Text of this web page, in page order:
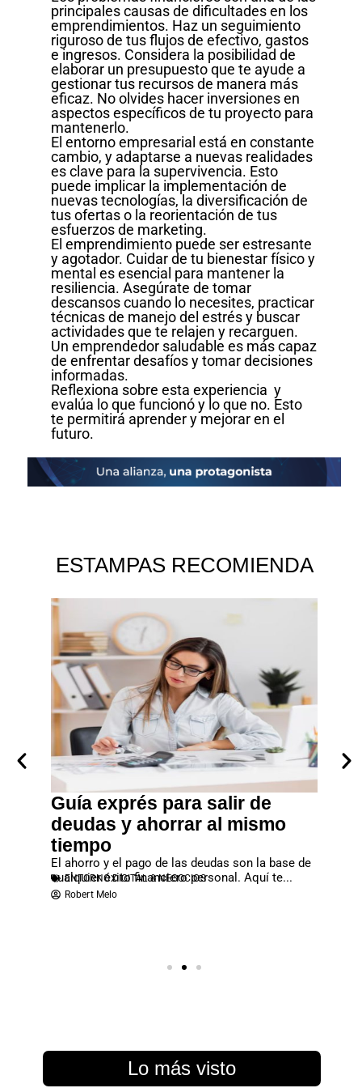
principales causas de dificultades en los
emprendimientos. Haz un seguimiento
riguroso de tus flujos de efectivo, gastos
e ingresos. Considera la posibilidad de
elaborar un presupuesto que te ayude a
gestionar tus recursos de manera más
eficaz. No olvides hacer inversiones en
aspectos específicos de tu proyecto para
mantenerlo.
El entorno empresarial está en constante
cambio, y adaptarse a nuevas realidades
es clave para la supervivencia. Esto
puede implicar la implementación de
nuevas tecnologías, la diversificación de
tus ofertas o la reorientación de tus
esfuerzos de marketing.
El emprendimiento puede ser estresante
y agotador. Cuidar de tu bienestar físico y
mental es esencial para mantener la
resiliencia. Asegúrate de tomar
descansos cuando lo necesites, practicar
técnicas de manejo del estrés y buscar
actividades que te relajen y recarguen.
Un emprendedor saludable es más capaz
de enfrentar desafíos y tomar decisiones
informadas.
Reflexiona sobre esta experiencia y
evalúa lo que funcionó y lo que no. Esto
te permitirá aprender y mejorar en el
futuro.
ESTAMPAS RECOMIENDA
Guía exprés para salir de
deudas y ahorrar al mismo
tiempo
El ahorro y el pago de las deudas son la base de
cualquier éxito financiero personal. Aquí te...
ENTORNO DIGITAL & NEGOCIOS
Robert Melo
Lo más visto